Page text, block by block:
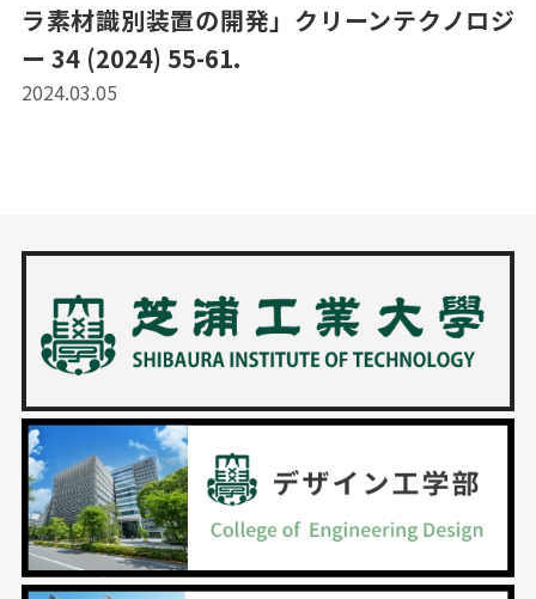
ラ素材識別装置の開発」クリーンテクノロジ
ー 34 (2024) 55-61.
2024.03.05